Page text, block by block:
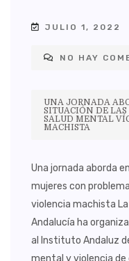
JULIO 1, 2022
NO HAY
UNA JORNADA
SITUACIÓN DE LAS
SALUD MENTAL
MACHISTA
Una jornada aborda
mujeres con
violencia machista
Andalucía ha
al Instituto Andaluz
mental y violencia de